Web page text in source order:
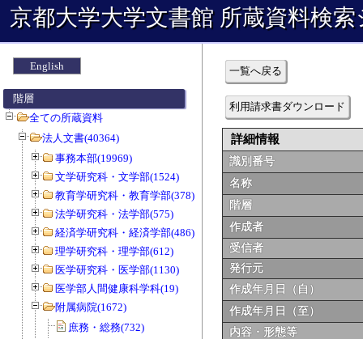
京都大学大学文書館 所蔵資料検
English
階層
全ての所蔵資料
法人文書(40364)
事務本部(19969)
文学研究科・文学部(1524)
教育学研究科・教育学部(378)
法学研究科・法学部(575)
経済学研究科・経済学部(486)
理学研究科・理学部(612)
医学研究科・医学部(1130)
医学部人間健康科学科(19)
附属病院(1672)
庶務・総務(732)
一覧へ戻る
利用請求書ダウンロード
詳細情報
識別番号
名称
階層
作成者
受信者
発行元
作成年月日（自）
作成年月日（至）
内容・形態等